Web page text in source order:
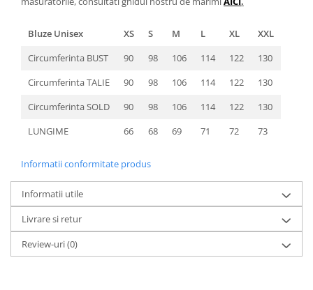
Bluze Unisex XS S M L XL
XXL
Circumferinta BUST
90 98 106 114 122
130
Circumferinta TALIE
90 98 106 114 122
130
Circumferinta SOLD
90 98 106 114 122
130
LUNGIME
66 68 69 71 72 73
Informatii conformitate produs
Informatii utile
Livrare si retur
Review-uri(0)